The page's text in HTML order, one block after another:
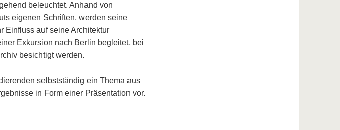
beleuchtet. Anhand von
eigenen Schriften, werden seine
Einfluss auf seine Architektur
Exkursion nach Berlin begleitet, bei
besichtigt werden.
selbstständig ein Thema aus
in Form einer Präsentation vor.